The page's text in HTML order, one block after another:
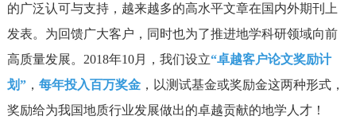
的广泛认可与支持，越来越多的高水平文章在国内外期刊上
发表。为回馈广大客户，同时也为了推进地学科研领域向前
高质量发展。2018年10月，我们设立“卓越客户论文奖励计
划”， 每年投入百万奖金，以测试基金或奖励金这两种形式，
奖励给为我国地质行业发展做出的卓越贡献的地学人才！